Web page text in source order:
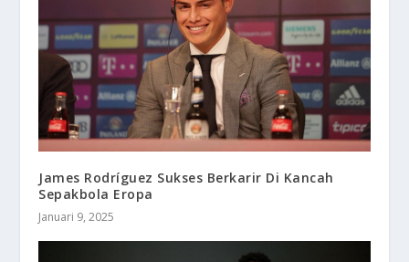
James Rodríguez Sukses Berkarir Di Kancah
Sepakbola Eropa
Januari 9, 2025